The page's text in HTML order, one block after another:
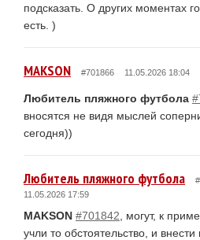
подсказать. О других моментах
есть. )
MAKSON #701866 11.05.2026 18:04
Любитель пляжного футбола
вносятся не видя мыслей
сегодня))
Любитель пляжного футбола
11.05.2026 17:59
MAKSON #701842 , могут, к
учли то обстоятельство, и внести